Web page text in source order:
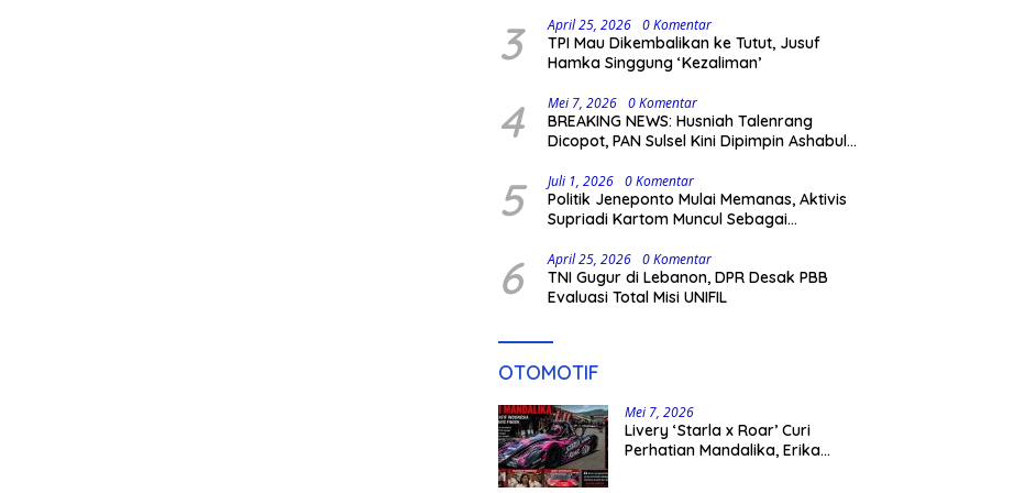
pada Pilkada 2029
3 April 25, 2026 0 Komentar
TPI Mau Dikembalikan ke Tutut, Jusuf
Hamka Singgung ‘Kezaliman’
4 Mei 7, 2026 0 Komentar
BREAKING NEWS: Husniah Talenrang
Dicopot, PAN Sulsel Kini Dipimpin Ashabul
5 Juli 1, 2026 0 Komentar
Politik Jeneponto Mulai Memanas, Aktivis
Supriadi Kartom Muncul Sebagai
6 April 25, 2026 0 Komentar
TNI Gugur di Lebanon, DPR Desak PBB
Evaluasi Total Misi UNIFIL
OTOMOTIF
Mei 7, 2026
Livery ‘Starla x Roar’ Curi
Perhatian Mandalika, Erika